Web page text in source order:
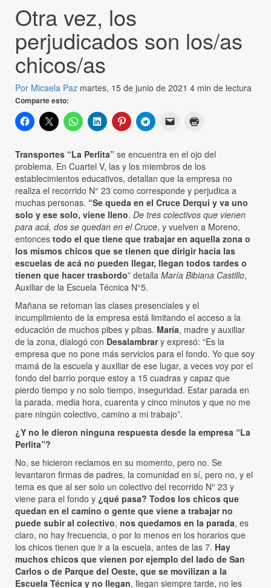
Otra vez, los
perjudicados son los/as
chicos/as
Por Micaela Paz martes, 15 de junio de 2021 4 min de lectura
Comparte esto:
Transportes “La Perlita” se encuentra en el ojo del
problema. En Cuartel V, las y los miembros de los
establecimientos educativos, detallan que la empresa no
realiza el recorrido N° 23 como corresponde y perjudica a
muchas personas. “Se queda en el Cruce Derqui y va uno
solo y ese solo, viene lleno. De tres colectivos que vienen
para acá, dos se quedan en el Cruce, y vuelven a Moreno,
entonces todo el que tiene que trabajar en aquella zona o
los mismos chicos que se tienen que dirigir hacia las
escuelas de acá no pueden llegar, llegan todos tardes o
tienen que hacer trasbordo” detalla María Bibiana Castillo,
Auxiliar de la Escuela Técnica N°5.
Mañana se retoman las clases presenciales y el
incumplimiento de la empresa está limitando el acceso a la
educación de muchos pibes y pibas. María, madre y auxiliar
de la zona, dialogó con Desalambrary expresó: “Es la
empresa que no pone más servicios para el fondo. Yo que soy
mamá de la escuela y auxiliar de ese lugar, a veces voy por el
fondo del barrio porque estoy a 15 cuadras y capaz que
pierdo tiempo y no solo tiempo, inseguridad. Estar parada en
la parada, media hora, cuarenta y cinco minutos y que no me
pare ningún colectivo, camino a mi trabajo”.
¿Y no le dieron ninguna respuesta desde la empresa “La
Perlita”?
No, se hicieron reclamos en su momento, pero no. Se
levantaron firmas de padres, la comunidad en sí, pero no, y el
tema es que al ser solo un colectivo del recorrido N° 23 y
viene para el fondo y ¿qué pasa? Todos los chicos que
quedan en el camino o gente que viene a trabajar no
puede subir al colectivo, nos quedamos en la parada, es
claro, no hay frecuencia, o por lo menos en los horarios que
los chicos tienen que ir a la escuela, antes de las 7. Hay
muchos chicos que vienen por ejemplo del lado de San
Carlos o de Parque del Oeste, que se movilizan a la
Escuela Técnica y no llegan, llegan siempre tarde, no les